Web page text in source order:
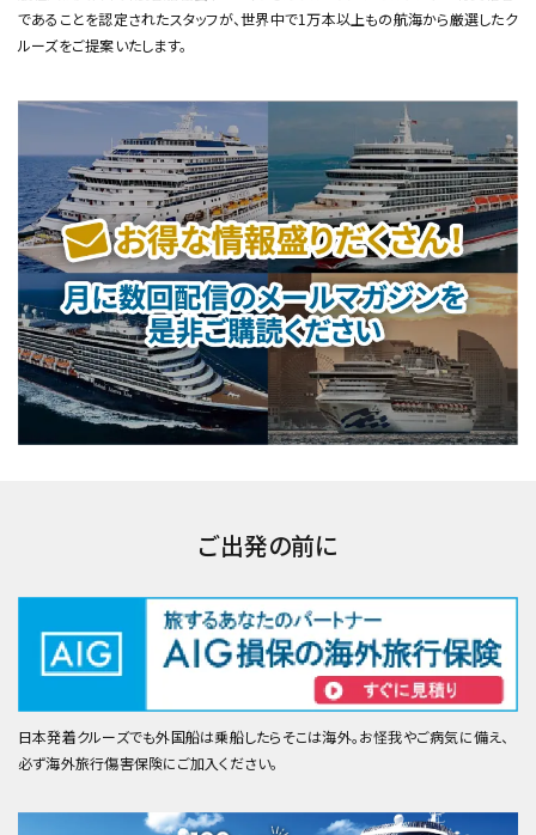
であることを認定されたスタッフが、世界中で1万本以上もの航海から厳選したク
ルーズをご提案いたします。
ご出発の前に
日本発着クルーズでも外国船は乗船したらそこは海外。お怪我やご病気に備え、
必ず海外旅行傷害保険にご加入ください。